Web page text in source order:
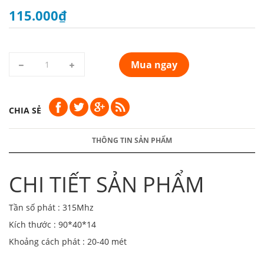
115.000₫
Mua ngay
CHIA SẺ
THÔNG TIN SẢN PHẨM
CHI TIẾT SẢN PHẨM
Tần số phát : 315Mhz
Kích thước : 90*40*14
Khoảng cách phát : 20-40 mét